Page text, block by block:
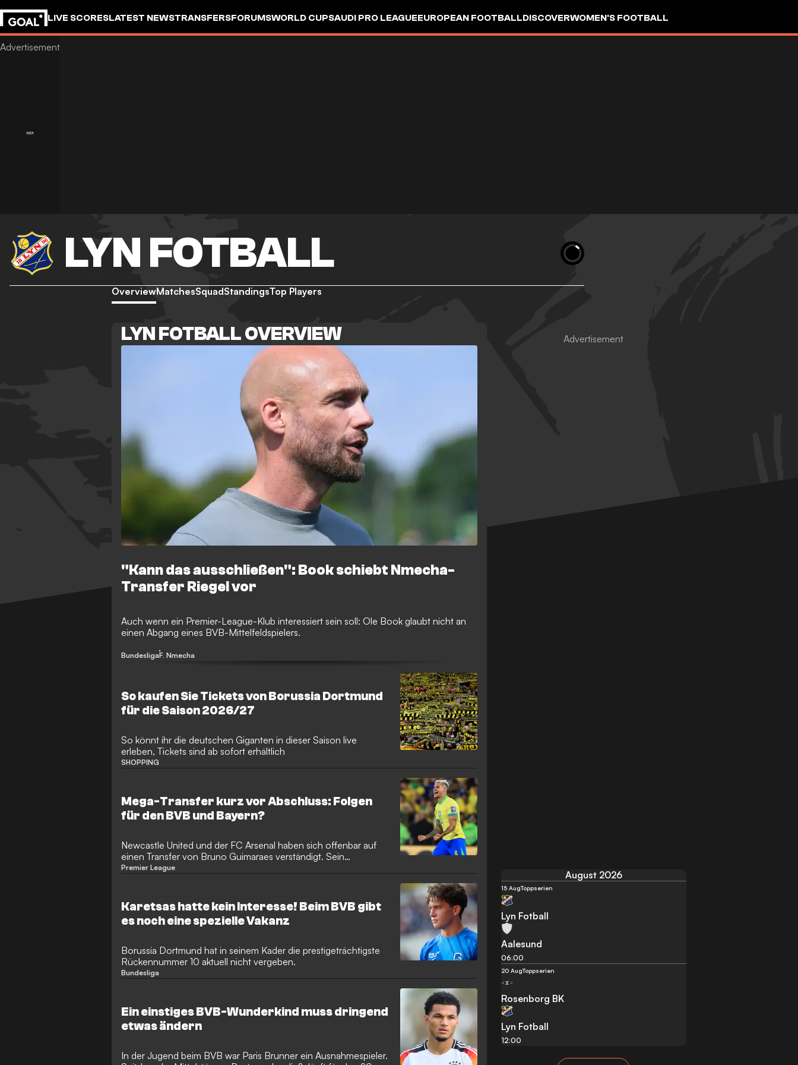
LIVE SCORESLATEST NEWSTRANSFERSFORUMSWORLD CUPSAUDI PRO LEAGUEEUROPEAN FOOTBALLDISCOVERWOMEN'S FOOTBALL
GOALSTUDIO
LYN FOTBALL
OverviewMatchesSquadStandingsTop Players
LYN FOTBALL OVERVIEW
"Kann das ausschließen": Book schiebt Nmecha-
Transfer Riegel vor
Auch wenn ein Premier-League-Klub interessiert sein soll: Ole Book glaubt nicht an
einen Abgang eines BVB-Mittelfeldspielers.
BundesligaF. Nmecha
So kaufen Sie Tickets von Borussia Dortmund
für die Saison 2026/27
So könnt ihr die deutschen Giganten in dieser Saison live
erleben, Tickets sind ab sofort erhältlich
SHOPPING
Mega-Transfer kurz vor Abschluss: Folgen
für den BVB und Bayern?
Newcastle United und der FC Arsenal haben sich offenbar auf
einen Transfer von Bruno Guimaraes verständigt. Sein
Nachfolger bei den Magpies könnte aus der Bundesliga
Premier League
Karetsas hatte kein Interesse! Beim BVB gibt
es noch eine spezielle Vakanz
Borussia Dortmund hat in seinem Kader die prestigeträchtigste
Rückennummer 10 aktuell nicht vergeben.
Bundesliga
Ein einstiges BVB-Wunderkind muss dringend
etwas ändern
In der Jugend beim BVB war Paris Brunner ein Ausnahmespieler.
August 2026
15 AugToppserien
Lyn Fotball
Aalesund
06:00
20 AugToppserien
Rosenborg BK
Lyn Fotball
12:00